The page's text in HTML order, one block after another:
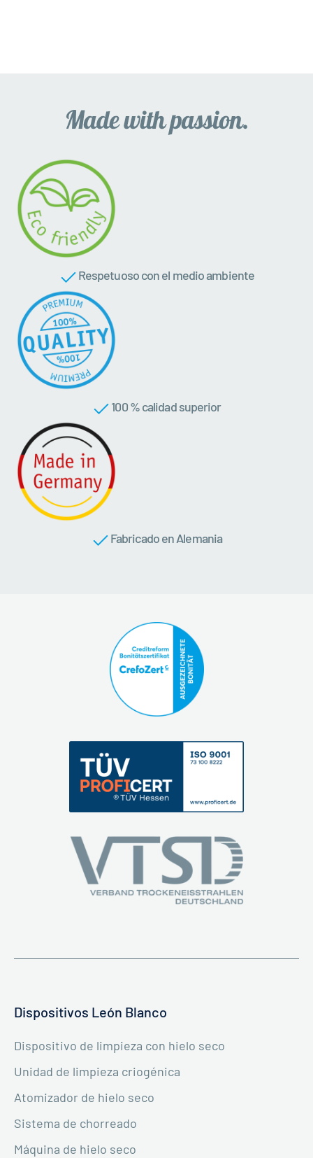
Respetuoso con el medio ambiente
100 % calidad superior
Fabricado en Alemania
Dispositivos León Blanco
Dispositivo de limpieza con hielo seco
Unidad de limpieza criogénica
Atomizador de hielo seco
Sistema de chorreado
Máquina de hielo seco